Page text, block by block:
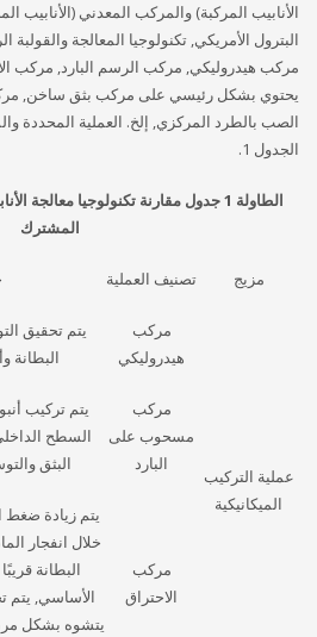
الأنابيب المركبة) والمركب المعدني (الأنابيب
البترول الأمريكي, تكنولوجيا المعالجة
مركب هيدروليكي, مركب الرسم البارد, مركب
يحتوي بشكل رئيسي على مركب بثق ساخن,
الصب بالطرد المركزي, إلخ. العملية المحددة
الجدول 1.
الطاولة 1 جدول مقارنة تكنولوجيا معالجة
المشترك
مزيج تصنيف العملية
عملية التركيب
الميكانيكية
مركب
هيدروليكي
يتم تحقيق
البطانة
مركب
مسحوب على
البارد
يتم تركيب
السطح
البثق
مركب
الاحتراق
يتم زيادة ضغط
خلال انفجار
البطانة
الأساسي, يتم
يتشوه بشكل مرن